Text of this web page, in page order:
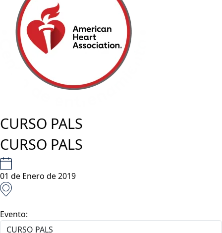
CURSO PALS
CURSO PALS
01 de Enero de 2019
Evento: